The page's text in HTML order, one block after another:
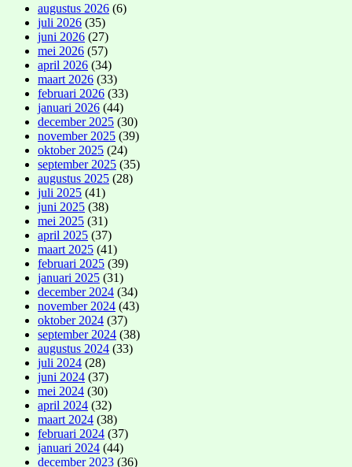
augustus 2026 (6)
juli 2026 (35)
juni 2026 (27)
mei 2026 (57)
april 2026 (34)
maart 2026 (33)
februari 2026 (33)
januari 2026 (44)
december 2025 (30)
november 2025 (39)
oktober 2025 (24)
september 2025 (35)
augustus 2025 (28)
juli 2025 (41)
juni 2025 (38)
mei 2025 (31)
april 2025 (37)
maart 2025 (41)
februari 2025 (39)
januari 2025 (31)
december 2024 (34)
november 2024 (43)
oktober 2024 (37)
september 2024 (38)
augustus 2024 (33)
juli 2024 (28)
juni 2024 (37)
mei 2024 (30)
april 2024 (32)
maart 2024 (38)
februari 2024 (37)
januari 2024 (44)
december 2023 (36)